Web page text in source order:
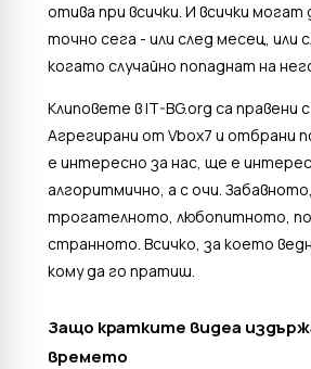
отива при всички. И всички могат
точно сега - или след месец, или
когато случайно попаднат на
Клиповете в IT-BG.org са правени
Агрегирани от Vbox7 и отбрани
е интересно за нас, ще е
алгоритмично, а с очи. Забавното,
трогателното, любопитното,
странното. Всичко, за което
кому да го пратиш.
Защо кратките видеа
времето